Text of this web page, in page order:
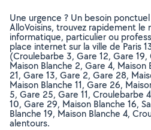
Une urgence ? Un besoin
AlloVoisins, trouvez rapidement le
informatique, particulier ou
place internet sur la ville de Paris
(Croulebarbe 3, Gare 12, Gare 19,
Maison Blanche 2, Gare 4, Maison
21, Gare 13, Gare 2, Gare 28,
Maison Blanche 11, Gare 26,
5, Gare 25, Gare 11, Croulebarbe
10, Gare 29, Maison Blanche 16,
Blanche 19, Maison Blanche 4,
alentours.